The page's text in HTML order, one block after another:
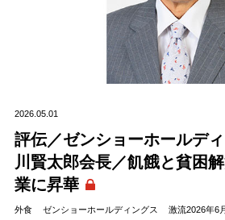
2026.05.01
評伝／ゼンショーホールデ
川賢太郎会長／飢餓と貧困
業に昇華
外食 ゼンショーホールディングス 激流2026年6